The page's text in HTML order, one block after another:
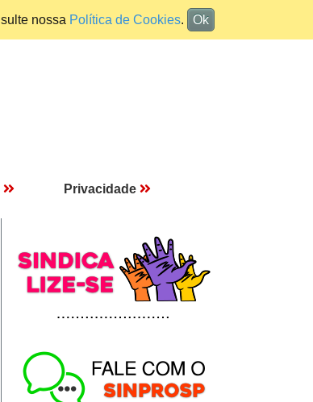
nossa Política de Cookies. Ok
Privacidade